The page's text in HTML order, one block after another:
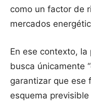
como un factor de
mercados
En ese contexto,
busca únicamente
garantizar que ese
esquema